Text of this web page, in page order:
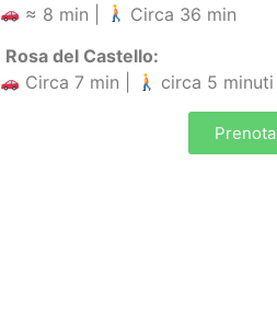
≈ 8 min |
Circa 36 min
Rosa del Castello:
Circa 7 min |
circa 5 minuti
Prenota